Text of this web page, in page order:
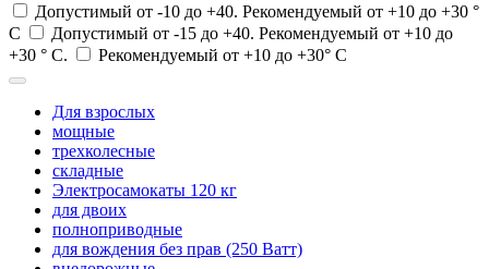
Допустимый от -10 до +40. Рекомендуемый от +10 до +30 °
С
Допустимый от -15 до +40. Рекомендуемый от +10 до
+30 ° С.
Рекомендуемый от +10 до +30° С
Для взрослых
мощные
трехколесные
складные
Электросамокаты 120 кг
для двоих
полноприводные
для вождения без прав (250 Ватт)